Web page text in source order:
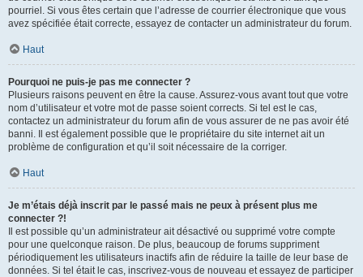
pourriel. Si vous êtes certain que l’adresse de courrier électronique que vous
avez spécifiée était correcte, essayez de contacter un administrateur du forum.
Haut
Pourquoi ne puis-je pas me connecter ?
Plusieurs raisons peuvent en être la cause. Assurez-vous avant tout que votre
nom d’utilisateur et votre mot de passe soient corrects. Si tel est le cas,
contactez un administrateur du forum afin de vous assurer de ne pas avoir été
banni. Il est également possible que le propriétaire du site internet ait un
problème de configuration et qu’il soit nécessaire de la corriger.
Haut
Je m’étais déjà inscrit par le passé mais ne peux à présent plus me
connecter ?!
Il est possible qu’un administrateur ait désactivé ou supprimé votre compte
pour une quelconque raison. De plus, beaucoup de forums suppriment
périodiquement les utilisateurs inactifs afin de réduire la taille de leur base de
données. Si tel était le cas, inscrivez-vous de nouveau et essayez de participer